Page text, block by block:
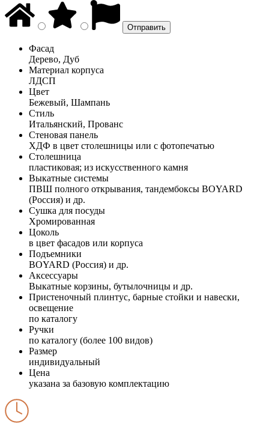
Фасад
Дерево, Дуб
Материал корпуса
ЛДСП
Цвет
Бежевый, Шампань
Стиль
Итальянский, Прованс
Стеновая панель
ХДФ в цвет столешницы или с фотопечатью
Столешница
пластиковая; из искусственного камня
Выкатные системы
ПВШ полного открывания, тандембоксы BOYARD
(Россия) и др.
Сушка для посуды
Хромированная
Цоколь
в цвет фасадов или корпуса
Подъемники
BOYARD (Россия) и др.
Аксессуары
Выкатные корзины, бутылочницы и др.
Пристеночный плинтус, барные стойки и навески,
освещение
по каталогу
Ручки
по каталогу (более 100 видов)
Размер
индивидуальный
Цена
указана за базовую комплектацию